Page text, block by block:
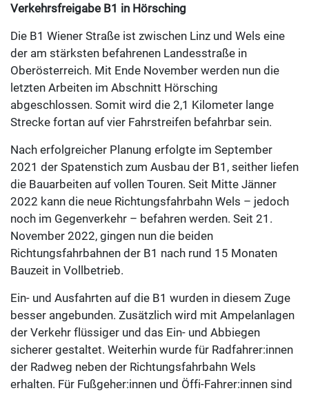
Verkehrsfreigabe B1 in Hörsching
Die B1 Wiener Straße ist zwischen Linz und Wels eine
der am stärksten befahrenen Landesstraße in
Oberösterreich. Mit Ende November werden nun die
letzten Arbeiten im Abschnitt Hörsching
abgeschlossen. Somit wird die 2,1 Kilometer lange
Strecke fortan auf vier Fahrstreifen befahrbar sein.
Nach erfolgreicher Planung erfolgte im September
2021 der Spatenstich zum Ausbau der B1, seither liefen
die Bauarbeiten auf vollen Touren. Seit Mitte Jänner
2022 kann die neue Richtungsfahrbahn Wels – jedoch
noch im Gegenverkehr – befahren werden. Seit 21.
November 2022, gingen nun die beiden
Richtungsfahrbahnen der B1 nach rund 15 Monaten
Bauzeit in Vollbetrieb.
Ein- und Ausfahrten auf die B1 wurden in diesem Zuge
besser angebunden. Zusätzlich wird mit Ampelanlagen
der Verkehr flüssiger und das Ein- und Abbiegen
sicherer gestaltet. Weiterhin wurde für Radfahrer:innen
der Radweg neben der Richtungsfahrbahn Wels
erhalten. Für Fußgeher:innen und Öffi-Fahrer:innen sind